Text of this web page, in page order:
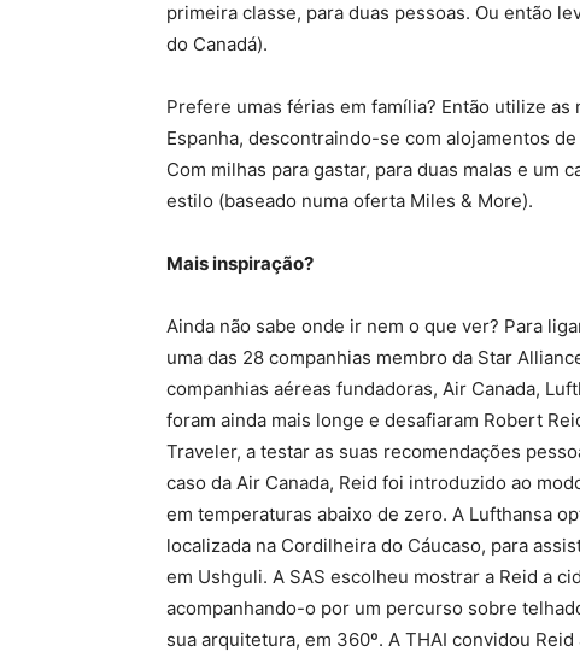
primeira classe, para duas pessoas. Ou então
do Canadá).
Prefere umas férias em família? Então utilize
Espanha, descontraindo-se com alojamentos
Com milhas para gastar, para duas malas e um
estilo (baseado numa oferta Miles & More).
Mais inspiração?
Ainda não sabe onde ir nem o que ver? Para
uma das 28 companhias membro da Star
companhias aéreas fundadoras, Air Canada,
foram ainda mais longe e desafiaram Robert
Traveler, a testar as suas recomendações
caso da Air Canada, Reid foi introduzido ao
em temperaturas abaixo de zero. A Lufthansa
localizada na Cordilheira do Cáucaso, para
em Ushguli. A SAS escolheu mostrar a Reid a
acompanhando-o por um percurso sobre
sua arquitetura, em 360º. A THAI convidou